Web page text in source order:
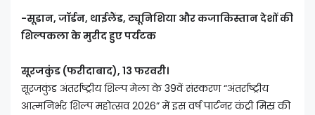
-सूडान, जॉर्डन, थाईलैंड, ट्यूनिशिया और कजाकिस्तान देशों की
शिल्पकला के मुरीद हुए पर्यटक
सूरजकुंड (फरीदाबाद), 13 फरवरी।
सूरजकुंड अंतर्राष्ट्रीय शिल्प मेला के 39वें संस्करण “अंतर्राष्ट्रीय
आत्मनिर्भर शिल्प महोत्सव 2026” में इस वर्ष पार्टनर कंट्री मिस्र की